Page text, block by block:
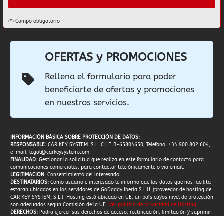
(*) Campo obligatorio
OFERTAS y PROMOCIONES
Rellena el formulario para poder
beneficiarte de ofertas y promociones
en nuestros servicios.
INFORMACIÓN BÁSICA SOBRE PROTECCIÓN DE DATOS:
RESPONSABLE: CAR KEY SYSTEM. S.L. C.I.F.:B-65804650, Teléfono: +34 900 802 604,
e-mail: legal@carkeysystem.com
FINALIDAD: Gestionar la solicitud que realiza en este formulario de contacto para
comunicaciones comerciales, para contactar telefónicamente o via email.
LEGITIMACIÓN: Consentimiento del interesado.
DESTINATARIOS: Como usuario e interesado le informo que los datos que nos facilita
estarán ubicados en los servidores de GoDaddy Iberia S.L.U. (proveedor de hosting de
CAR KEY SYSTEM, S.L.). Hosting está ubicado en UE, un país cuyos nivel de protección
son adecuados según Comisión de la UE. Ver política de privacidad de Hosting.
DERECHOS: Podra ejercer sus derechos de acceso, rectificación, limitación y suprimir